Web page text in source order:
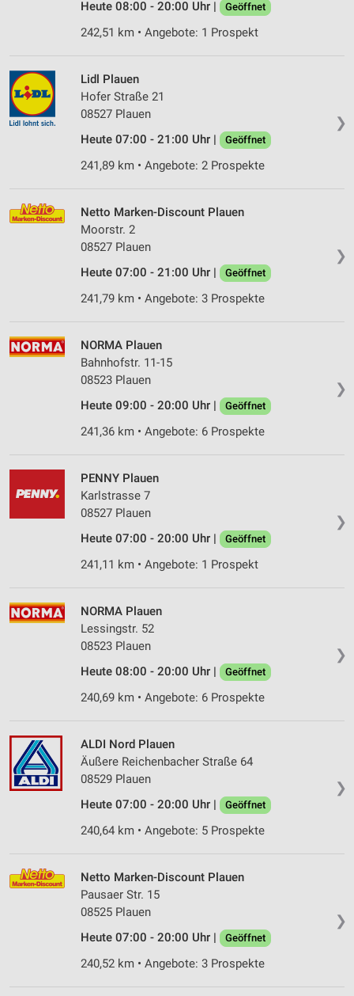
Heute 08:00 - 20:00 Uhr |
Geöffnet
242,51 km • Angebote: 1 Prospekt
❯
Lidl Plauen
Hofer Straße 21
08527 Plauen
Heute 07:00 - 21:00 Uhr |
Geöffnet
241,89 km • Angebote: 2 Prospekte
❯
Netto Marken-Discount Plauen
Moorstr. 2
08527 Plauen
Heute 07:00 - 21:00 Uhr |
Geöffnet
241,79 km • Angebote: 3 Prospekte
❯
NORMA Plauen
Bahnhofstr. 11-15
08523 Plauen
Heute 09:00 - 20:00 Uhr |
Geöffnet
241,36 km • Angebote: 6 Prospekte
❯
PENNY Plauen
Karlstrasse 7
08527 Plauen
Heute 07:00 - 20:00 Uhr |
Geöffnet
241,11 km • Angebote: 1 Prospekt
❯
NORMA Plauen
Lessingstr. 52
08523 Plauen
Heute 08:00 - 20:00 Uhr |
Geöffnet
240,69 km • Angebote: 6 Prospekte
❯
ALDI Nord Plauen
Äußere Reichenbacher Straße 64
08529 Plauen
Heute 07:00 - 20:00 Uhr |
Geöffnet
240,64 km • Angebote: 5 Prospekte
❯
Netto Marken-Discount Plauen
Pausaer Str. 15
08525 Plauen
Heute 07:00 - 20:00 Uhr |
Geöffnet
240,52 km • Angebote: 3 Prospekte